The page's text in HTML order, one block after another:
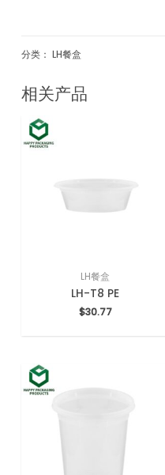
分类：LH餐盒
相关产品
LH餐盒
LH-T8 PE
$30.77